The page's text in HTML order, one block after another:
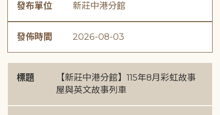
發布單位 新莊中港分館
發佈時間 2026-08-03
標題
【新莊中港分館】115年8月彩虹故事
屋與英文故事列車